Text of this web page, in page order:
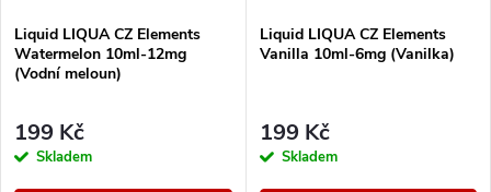
Liquid LIQUA CZ Elements
Watermelon 10ml-12mg
(Vodní meloun)
199 Kč
Skladem
Liquid LIQUA CZ Elements
Vanilla 10ml-6mg (Vanilka)
199 Kč
Skladem